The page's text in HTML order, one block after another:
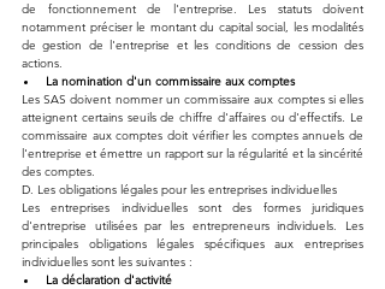
de fonctionnement de l'entreprise. Les statuts doivent
notamment préciser le montant du capital social, les modalités
de gestion de l'entreprise et les conditions de cession des
actions.
La nomination d'un commissaire aux comptes
Les SAS doivent nommer un commissaire aux comptes si elles
atteignent certains seuils de chiffre d'affaires ou d'effectifs. Le
commissaire aux comptes doit vérifier les comptes annuels de
l'entreprise et émettre un rapport sur la régularité et la sincérité
des comptes.
D. Les obligations légales pour les entreprises individuelles
Les entreprises individuelles sont des formes juridiques
d'entreprise utilisées par les entrepreneurs individuels. Les
principales obligations légales spécifiques aux entreprises
individuelles sont les suivantes :
La déclaration d'activité